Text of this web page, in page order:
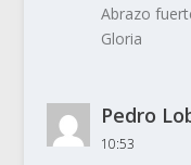
Abrazo
Gloria
Pedro
10:53